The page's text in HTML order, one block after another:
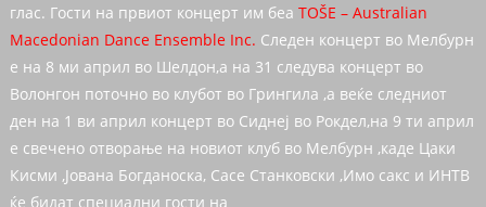
глас. Гости на првиот концерт им беа TOŠE – Australian
Macedonian Dance Ensemble Inc. Следен концерт во Мелбурн
е на 8 ми април во Шелдон,а на 31 следува концерт во
Волонгон поточно во клубот во Грингила ,а веќе следниот
ден на 1 ви април концерт во Сиднеј во Рокдел,на 9 ти април
е свечено отворање на новиот клуб во Мелбурн ,каде Цаки
Кисми ,Јована Богданоска, Сасе Станковски ,Имо сакс и ИНТВ
ќе бидат специални гости на